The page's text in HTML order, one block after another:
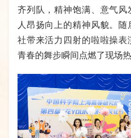
齐列队，精神饱满、意气风
人昂扬向上的精神风貌。
社带来活力四射的啦啦操表
青春的舞步瞬间点燃了现场热